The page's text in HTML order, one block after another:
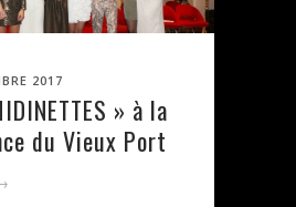
2017
» à la
du Vieux Port